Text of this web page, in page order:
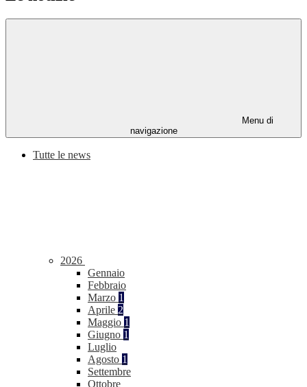
Menu di
navigazione
Tutte le news
2026
Gennaio
Febbraio
Marzo 1
Aprile 2
Maggio 1
Giugno 1
Luglio
Agosto 1
Settembre
Ottobre